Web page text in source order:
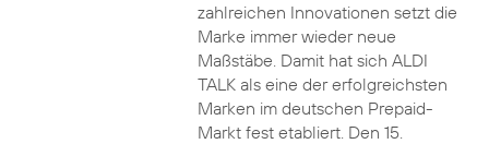
zahlreichen Innovationen setzt die
Marke immer wieder neue
Maßstäbe. Damit hat sich ALDI
TALK als eine der erfolgreichsten
Marken im deutschen Prepaid-
Markt fest etabliert. Den 15.